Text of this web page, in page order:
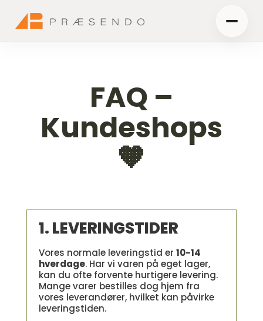
FAQ –
Kundeshops
🧡
1. LEVERINGSTIDER
Vores normale leveringstid er 10-14
hverdage. Har vi varen på eget lager,
kan du ofte forvente hurtigere levering.
Mange varer bestilles dog hjem fra
vores leverandører, hvilket kan påvirke
leveringstiden.